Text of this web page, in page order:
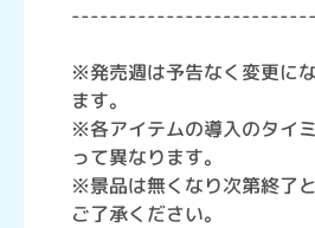
※発売週は予告なく変更に
ます。
※各アイテムの導入のタイ
って異なります。
※景品は無くなり次第終了
ご了承ください。